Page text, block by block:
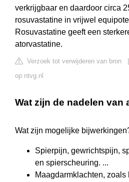
verkrijgbaar en daardoor circa
rosuvastatine in vrijwel
Rosuvastatine geeft een
atorvastatine.
Verzoek tot verwijderen van bron
op ntvg.nl
Wat zijn de nadelen van
Wat zijn mogelijke
Spierpijn, gewrichtspijn,
en spierscheuring. ...
Maagdarmklachten,